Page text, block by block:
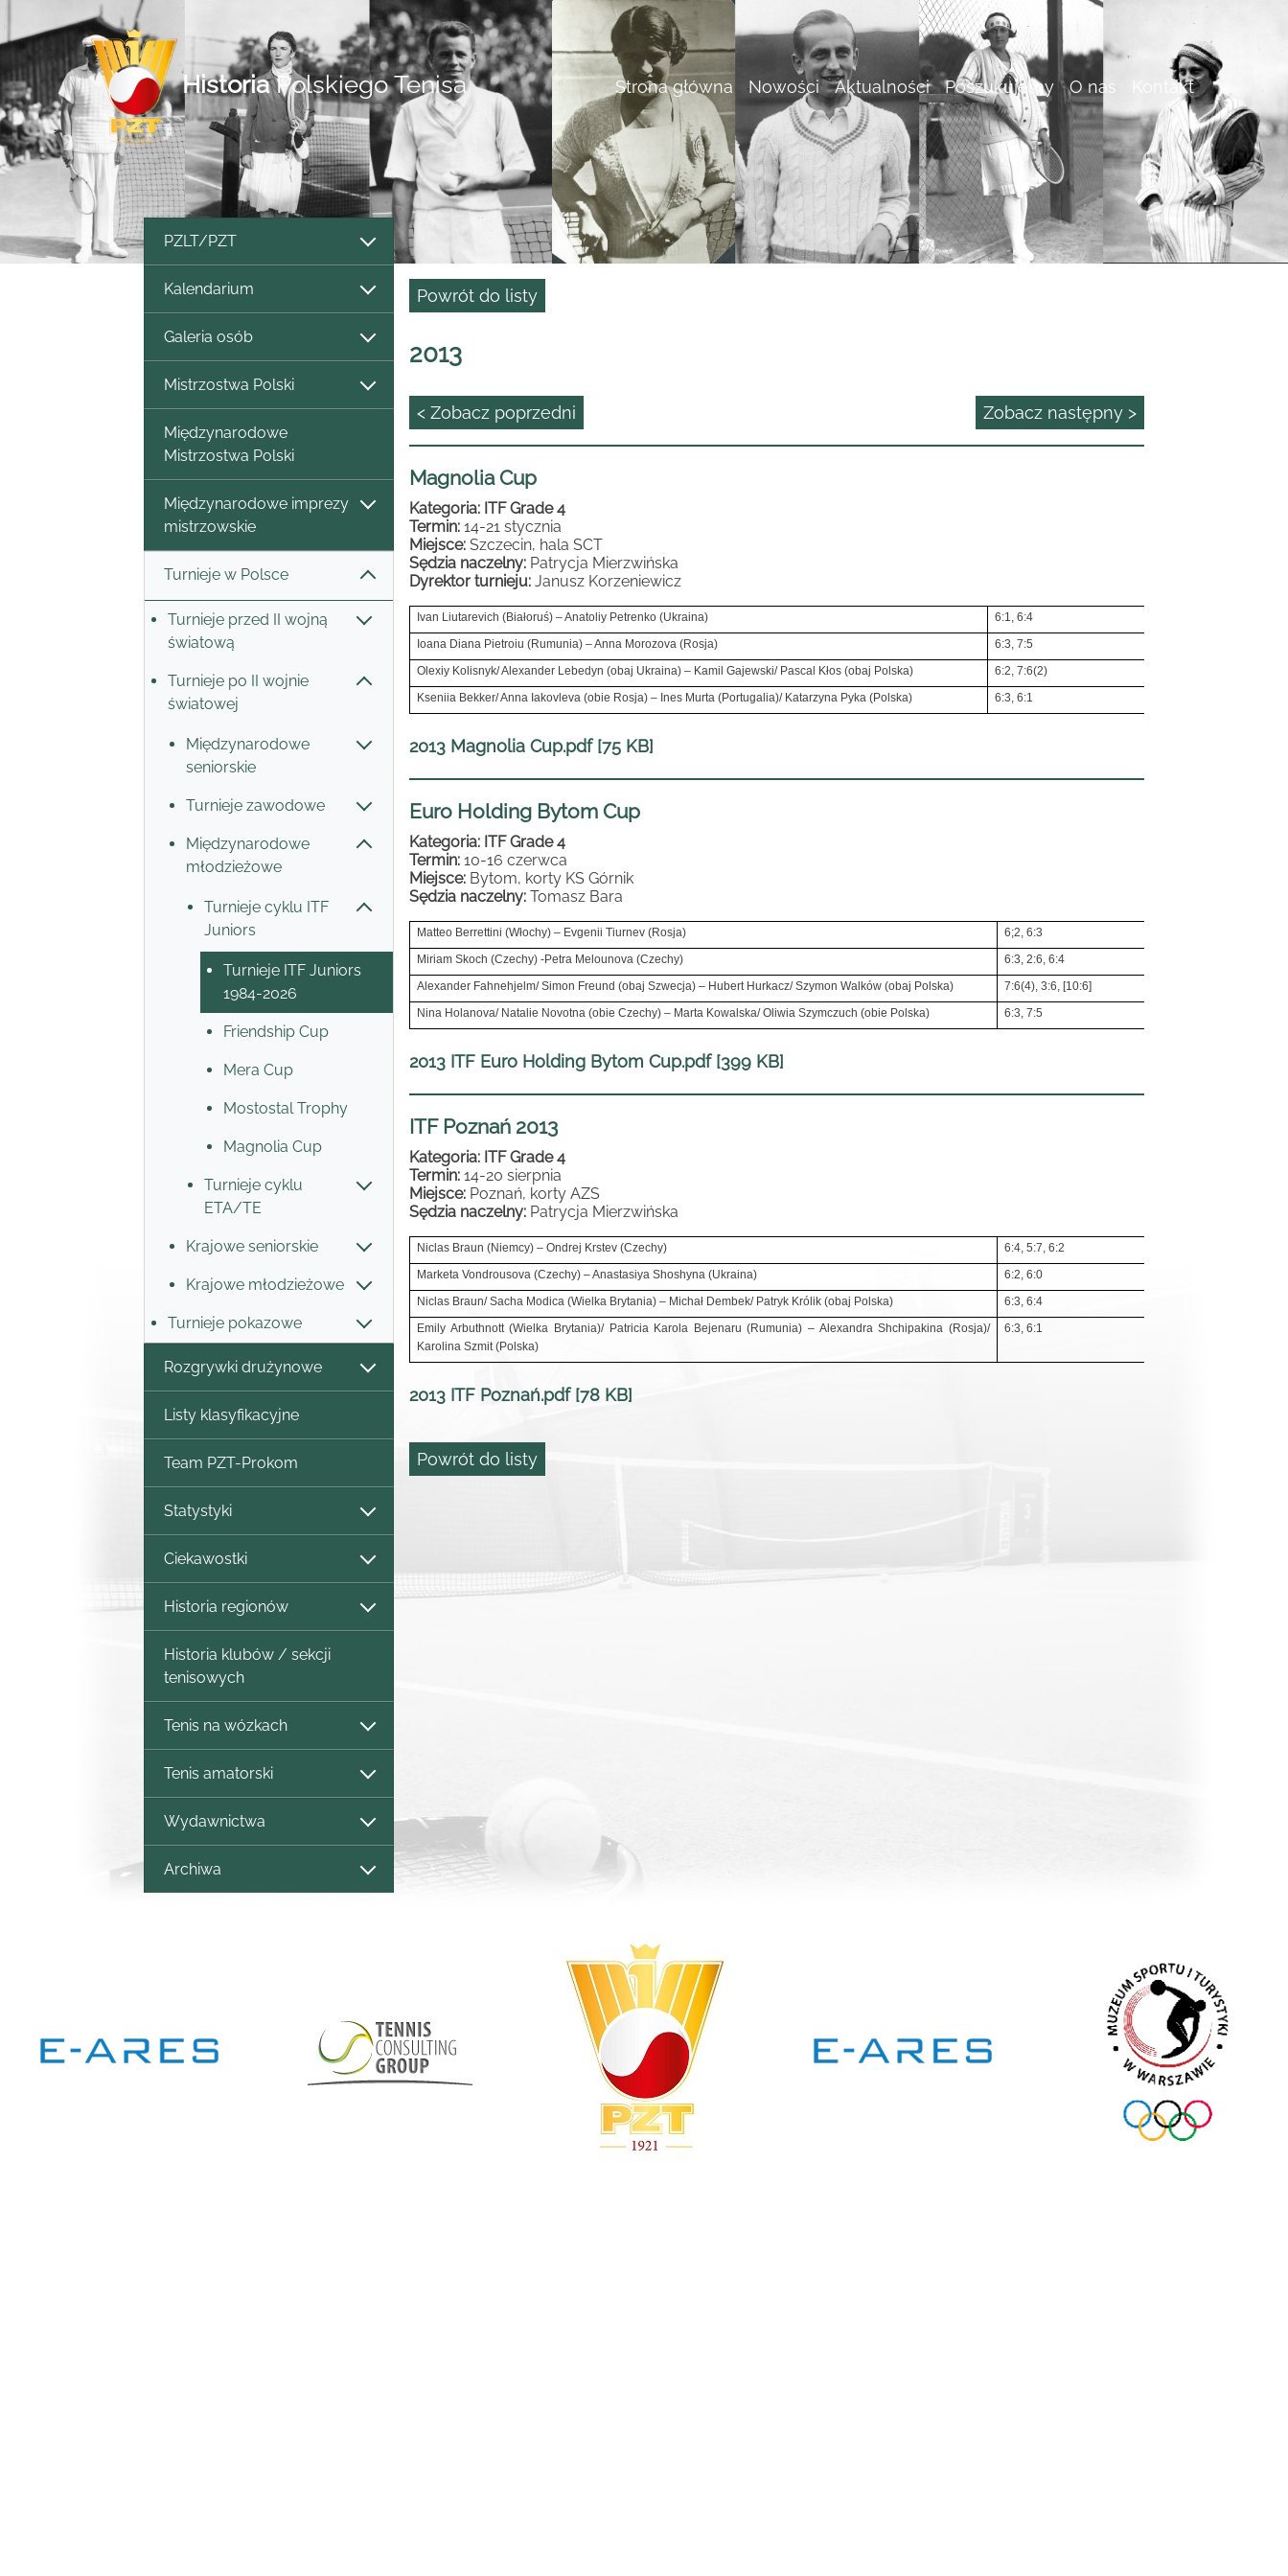
HistoriaPolskiego Tenisa Strona główna Nowości Aktualności Poszukujemy O nas Kontakt
PZLT/PZT
Kalendarium
Galeria osób
Mistrzostwa Polski
Międzynarodowe
Mistrzostwa Polski
Międzynarodowe imprezy
mistrzowskie
Turnieje w Polsce
Turnieje przed II wojną
światową
Turnieje po II wojnie
światowej
Międzynarodowe
seniorskie
Turnieje zawodowe
Międzynarodowe
młodzieżowe
Turnieje cyklu ITF
Juniors
Turnieje ITF Juniors
1984-2026
Friendship Cup
Mera Cup
Mostostal Trophy
Magnolia Cup
Turnieje cyklu
ETA/TE
Krajowe seniorskie
Krajowe młodzieżowe
Turnieje pokazowe
Rozgrywki drużynowe
Listy klasyfikacyjne
Team PZT-Prokom
Statystyki
Ciekawostki
Historia regionów
Historia klubów / sekcji
tenisowych
Tenis na wózkach
Tenis amatorski
Wydawnictwa
Archiwa
Powrót do listy
2013
< Zobacz poprzedni Zobacz następny >
Magnolia Cup
Kategoria: ITF Grade 4
Termin: 14-21 stycznia
Miejsce: Szczecin, hala SCT
Sędzia naczelny: Patrycja Mierzwińska
Dyrektor turnieju: Janusz Korzeniewicz
Ivan Liutarevich (Białoruś) – Anatoliy Petrenko (Ukraina)
6:1, 6:4
Ioana Diana Pietroiu (Rumunia) – Anna Morozova (Rosja)
6:3, 7:5
Olexiy Kolisnyk/ Alexander Lebedyn (obaj Ukraina) – Kamil Gajewski/ Pascal Kłos (obaj Polska)
6:2, 7:6(2)
Kseniia Bekker/ Anna Iakovleva (obie Rosja) – Ines Murta (Portugalia)/ Katarzyna Pyka (Polska)
6:3, 6:1
2013 Magnolia Cup.pdf [75 KB]
Euro Holding Bytom Cup
Kategoria: ITF Grade 4
Termin: 10-16 czerwca
Miejsce: Bytom, korty KS Górnik
Sędzia naczelny: Tomasz Bara
Matteo Berrettini (Włochy) – Evgenii Tiurnev (Rosja)
6;2, 6:3
Miriam Skoch (Czechy) -Petra Melounova (Czechy)
6:3, 2:6, 6:4
Alexander Fahnehjelm/ Simon Freund (obaj Szwecja) – Hubert Hurkacz/ Szymon Walków (obaj Polska)
7:6(4), 3:6, [10:6]
Nina Holanova/ Natalie Novotna (obie Czechy) – Marta Kowalska/ Oliwia Szymczuch (obie Polska)
6:3, 7:5
2013 ITF Euro Holding Bytom Cup.pdf [399 KB]
ITF Poznań 2013
Kategoria: ITF Grade 4
Termin: 14-20 sierpnia
Miejsce: Poznań, korty AZS
Sędzia naczelny: Patrycja Mierzwińska
Niclas Braun (Niemcy) – Ondrej Krstev (Czechy)
6:4, 5:7, 6:2
Marketa Vondrousova (Czechy) – Anastasiya Shoshyna (Ukraina)
6:2, 6:0
Niclas Braun/ Sacha Modica (Wielka Brytania) – Michał Dembek/ Patryk Królik (obaj Polska)
6:3, 6:4
Emily Arbuthnott (Wielka Brytania)/ Patricia Karola Bejenaru (Rumunia) – Alexandra Shchipakina (Rosja)/
Karolina Szmit (Polska)
6:3, 6:1
2013 ITF Poznań.pdf [78 KB]
Powrót do listy